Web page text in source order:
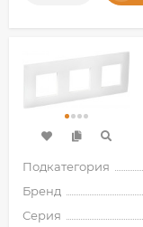
Подкатегория
Бренд
Серия